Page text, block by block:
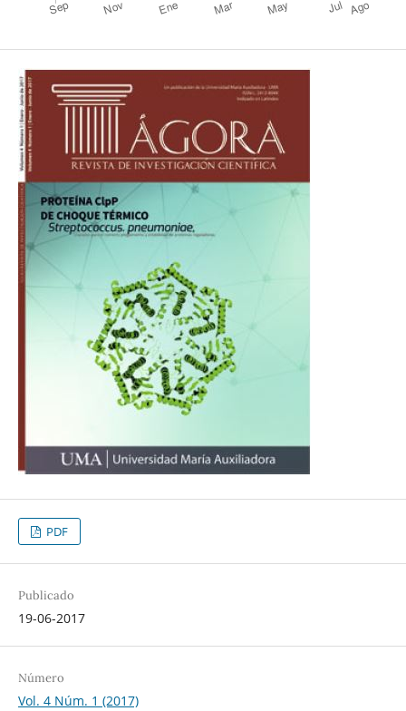
PDF
Publicado
19-06-2017
Número
Vol. 4 Núm. 1 (2017)